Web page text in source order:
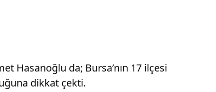
Hasanoğlu da; Bursa’nın 17 ilçesi
dikkat çekti.